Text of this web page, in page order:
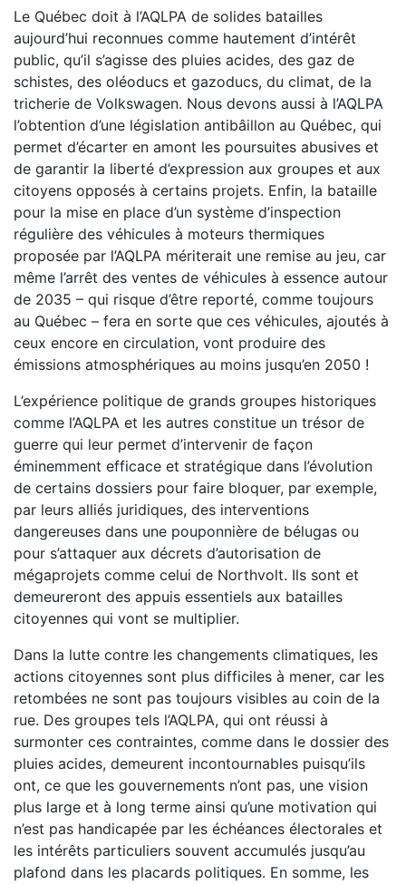
Le Québec doit à l’AQLPA de solides batailles
aujourd’hui reconnues comme hautement d’intérêt
public, qu’il s’agisse des pluies acides, des gaz de
schistes, des oléoducs et gazoducs, du climat, de la
tricherie de Volkswagen. Nous devons aussi à l’AQLPA
l’obtention d’une législation antibâillon au Québec, qui
permet d’écarter en amont les poursuites abusives et
de garantir la liberté d’expression aux groupes et aux
citoyens opposés à certains projets. Enfin, la bataille
pour la mise en place d’un système d’inspection
régulière des véhicules à moteurs thermiques
proposée par l’AQLPA mériterait une remise au jeu, car
même l’arrêt des ventes de véhicules à essence autour
de 2035 – qui risque d’être reporté, comme toujours
au Québec – fera en sorte que ces véhicules, ajoutés à
ceux encore en circulation, vont produire des
émissions atmosphériques au moins jusqu’en 2050 !
L’expérience politique de grands groupes historiques
comme l’AQLPA et les autres constitue un trésor de
guerre qui leur permet d’intervenir de façon
éminemment efficace et stratégique dans l’évolution
de certains dossiers pour faire bloquer, par exemple,
par leurs alliés juridiques, des interventions
dangereuses dans une pouponnière de bélugas ou
pour s’attaquer aux décrets d’autorisation de
mégaprojets comme celui de Northvolt. Ils sont et
demeureront des appuis essentiels aux batailles
citoyennes qui vont se multiplier.
Dans la lutte contre les changements climatiques, les
actions citoyennes sont plus difficiles à mener, car les
retombées ne sont pas toujours visibles au coin de la
rue. Des groupes tels l’AQLPA, qui ont réussi à
surmonter ces contraintes, comme dans le dossier des
pluies acides, demeurent incontournables puisqu’ils
ont, ce que les gouvernements n’ont pas, une vision
plus large et à long terme ainsi qu’une motivation qui
n’est pas handicapée par les échéances électorales et
les intérêts particuliers souvent accumulés jusqu’au
plafond dans les placards politiques. En somme, les